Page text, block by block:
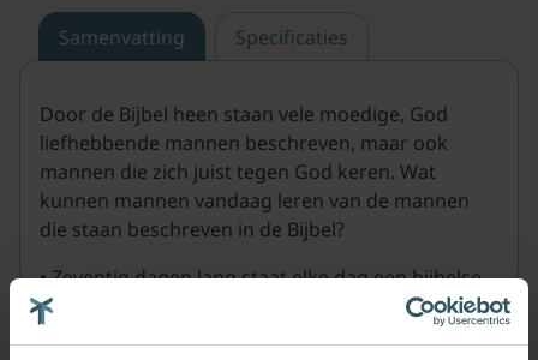
Samenvatting Specificaties
Door de Bijbel heen staan vele moedige, God
liefhebbende mannen beschreven, maar ook
mannen die zich juist tegen God keren. Wat
kunnen mannen vandaag leren van de mannen
die staan beschreven in de Bijbel?
• Zeventig dagen lang staat elke dag een bijbelse
man centraal; onder anderen David, Salomo,